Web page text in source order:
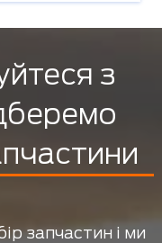
з
запчастин і ми